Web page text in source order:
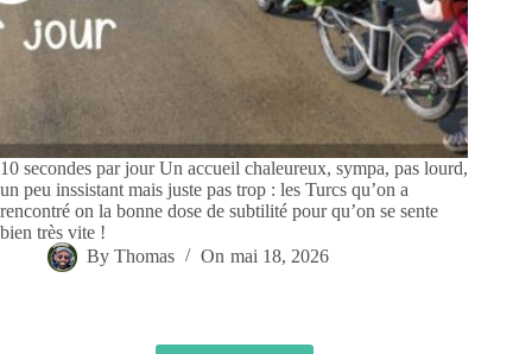
10 secondes par jour Un accueil chaleureux, sympa, pas lourd,
un peu inssistant mais juste pas trop : les Turcs qu’on a
rencontré on la bonne dose de subtilité pour qu’on se sente
bien très vite !
By Thomas On mai 18, 2026